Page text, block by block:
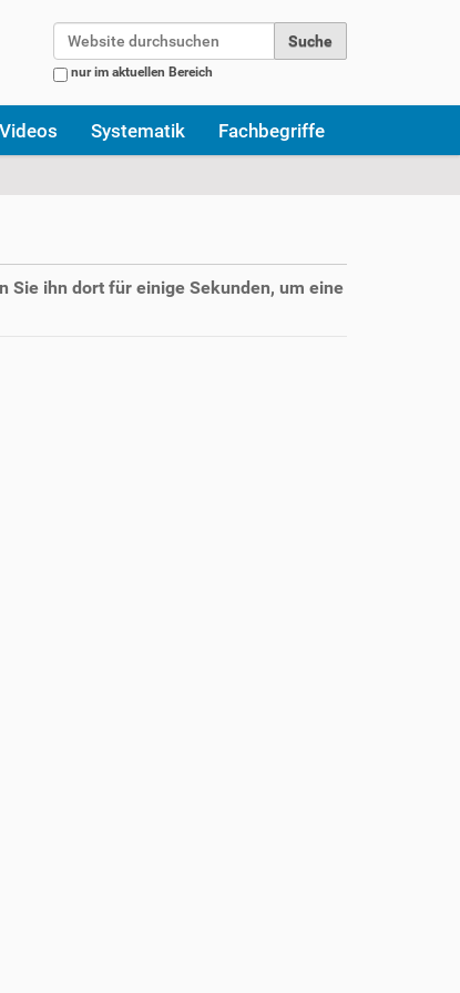
nur im aktuellen Bereich
Videos Systematik Fachbegriffe
Sie ihn dort für einige Sekunden, um eine